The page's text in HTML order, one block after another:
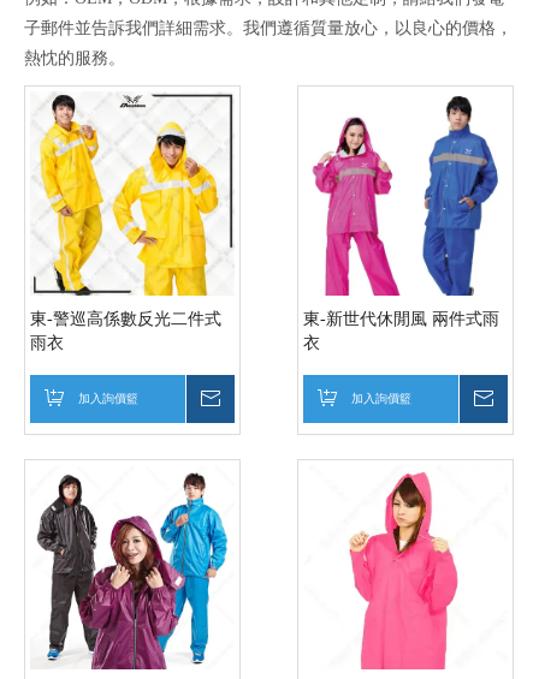
子郵件並告訴我們詳細需求。我們遵循質量放心，以良心的價格，
熱忱的服務。
東-警巡高係數反光二件式
雨衣
加入詢價籃
東-新世代休閒風 兩件式雨
衣
加入詢價籃